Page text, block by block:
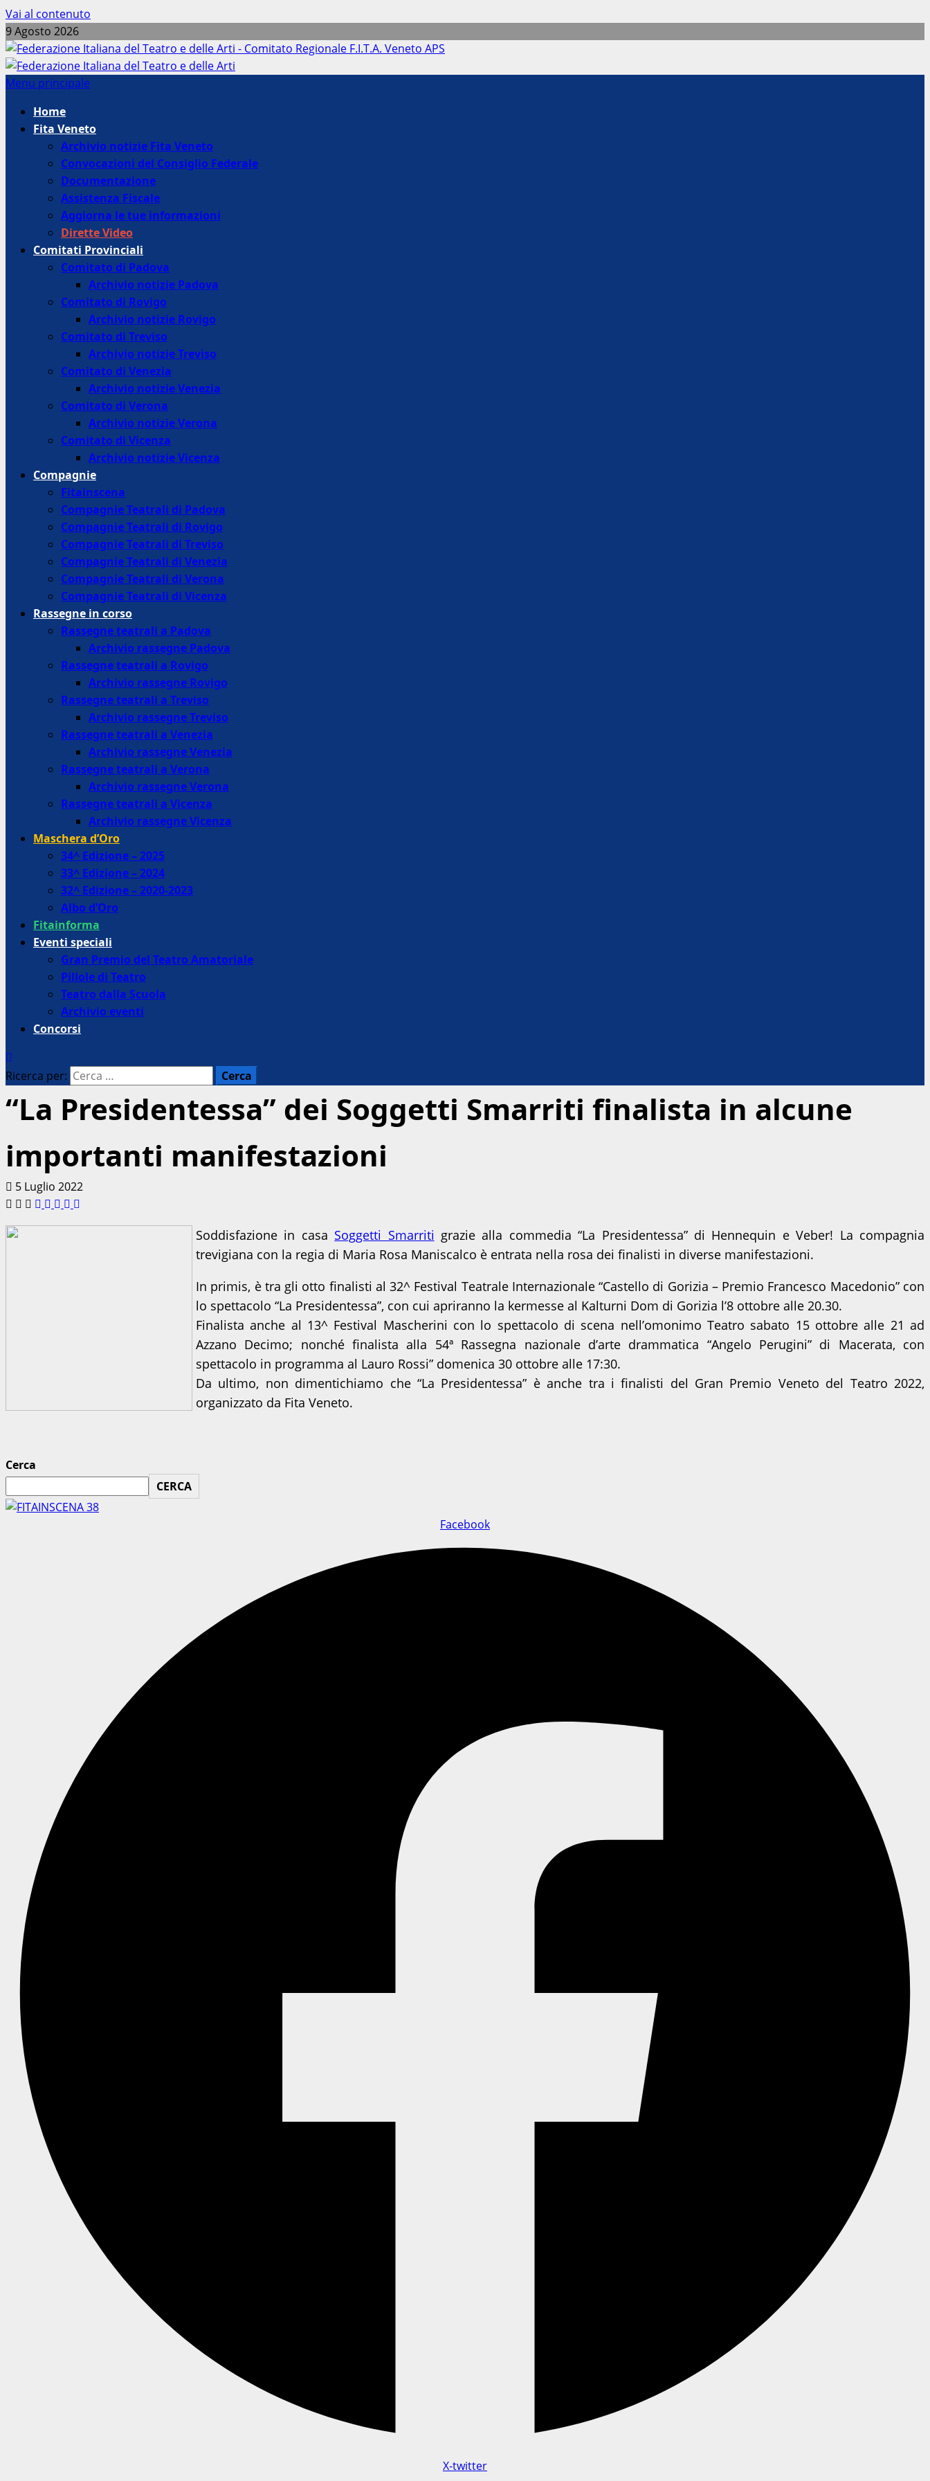
Vai al contenuto
9 Agosto 2026
Menu principale
Home
Fita Veneto
Archivio notizie Fita Veneto
Convocazioni del Consiglio Federale
Documentazione
Assistenza Fiscale
Aggiorna le tue informazioni
Dirette Video
Comitati Provinciali
Comitato di Padova
Archivio notizie Padova
Comitato di Rovigo
Archivio notizie Rovigo
Comitato di Treviso
Archivio notizie Treviso
Comitato di Venezia
Archivio notizie Venezia
Comitato di Verona
Archivio notizie Verona
Comitato di Vicenza
Archivio notizie Vicenza
Compagnie
Fitainscena
Compagnie Teatrali di Padova
Compagnie Teatrali di Rovigo
Compagnie Teatrali di Treviso
Compagnie Teatrali di Venezia
Compagnie Teatrali di Verona
Compagnie Teatrali di Vicenza
Rassegne in corso
Rassegne teatrali a Padova
Archivio rassegne Padova
Rassegne teatrali a Rovigo
Archivio rassegne Rovigo
Rassegne teatrali a Treviso
Archivio rassegne Treviso
Rassegne teatrali a Venezia
Archivio rassegne Venezia
Rassegne teatrali a Verona
Archivio rassegne Verona
Rassegne teatrali a Vicenza
Archivio rassegne Vicenza
Maschera d’Oro
34^ Edizione – 2025
33^ Edizione – 2024
32^ Edizione – 2020-2023
Albo d’Oro
Fitainforma
Eventi speciali
Gran Premio del Teatro Amatoriale
Pillole di Teatro
Teatro dalla Scuola
Archivio eventi
Concorsi
Ricerca per:
“La Presidentessa” dei Soggetti Smarriti finalista in alcune
importanti manifestazioni
5 Luglio 2022
Soddisfazione in casa Soggetti Smarriti grazie alla commedia “La Presidentessa” di Hennequin e Veber! La compagnia
trevigiana con la regia di Maria Rosa Maniscalco è entrata nella rosa dei finalisti in diverse manifestazioni.
In primis, è tra gli otto finalisti al 32^ Festival Teatrale Internazionale “Castello di Gorizia – Premio Francesco Macedonio” con
lo spettacolo “La Presidentessa”, con cui apriranno la kermesse al Kalturni Dom di Gorizia l’8 ottobre alle 20.30.
Finalista anche al 13^ Festival Mascherini con lo spettacolo di scena nell’omonimo Teatro sabato 15 ottobre alle 21 ad
Azzano Decimo; nonché finalista alla 54ª Rassegna nazionale d’arte drammatica “Angelo Perugini” di Macerata, con
spettacolo in programma al Lauro Rossi” domenica 30 ottobre alle 17:30.
Da ultimo, non dimentichiamo che “La Presidentessa” è anche tra i finalisti del Gran Premio Veneto del Teatro 2022,
organizzato da Fita Veneto.
Cerca
CERCA
Facebook
X-twitter